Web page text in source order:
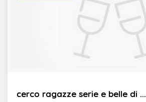
cerco ragazze serie e belle di ...